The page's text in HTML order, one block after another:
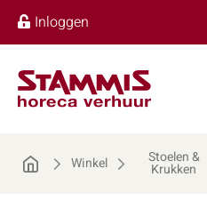
Inloggen
Winkel Stoelen &
Krukken